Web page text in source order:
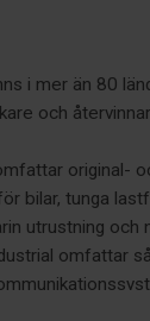
i mer än 80
och
original-
bilar, tunga
utrustning och
omfattar